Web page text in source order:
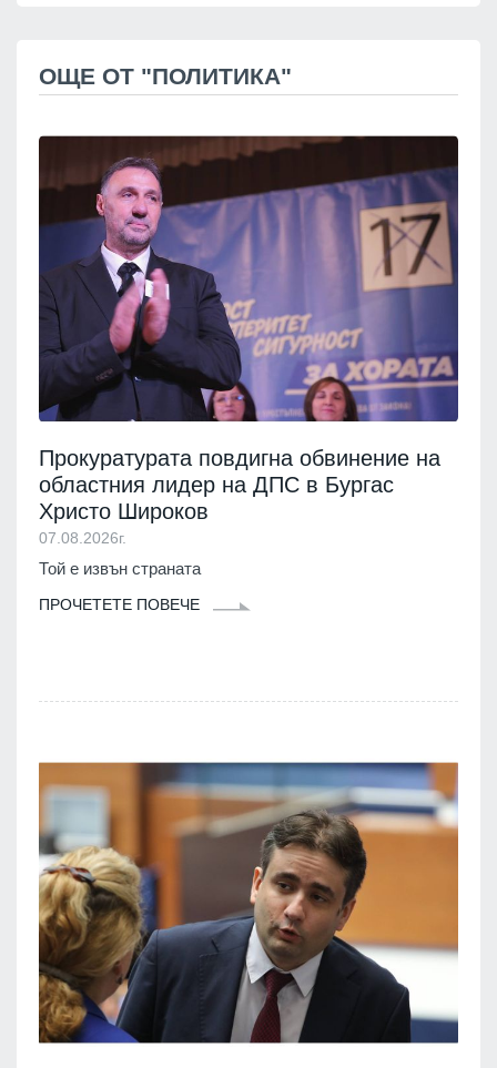
ОЩЕ ОТ "ПОЛИТИКА"
Прокуратурата повдигна обвинение на
областния лидер на ДПС в Бургас
Христо Широков
07.08.2026г.
Той е извън страната
ПРОЧЕТЕТЕ ПОВЕЧЕ